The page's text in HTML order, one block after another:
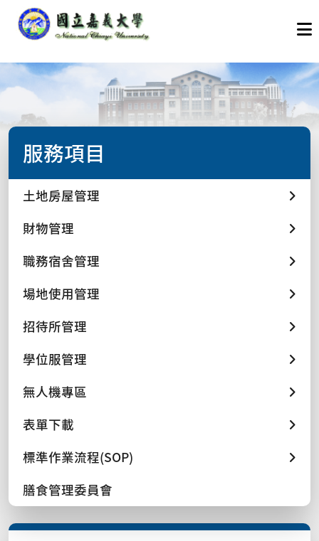
服務項目
土地房屋管理
財物管理
職務宿舍管理
場地使用管理
招待所管理
學位服管理
無人機專區
表單下載
標準作業流程(SOP)
膳食管理委員會